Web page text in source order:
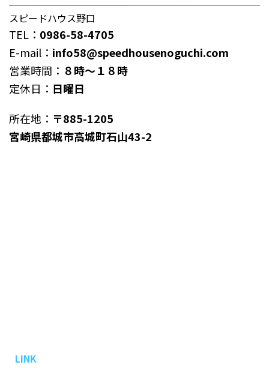
スピードハウス野口
TEL： 0986-58-4705
E-mail： info58@speedhousenoguchi.com
営業時間： ８時～１８時
定休日： 日曜日
所在地： 〒885-1205
宮崎県都城市高城町石山43-2
LINK